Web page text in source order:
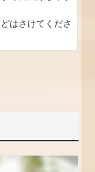
はさけてくださ